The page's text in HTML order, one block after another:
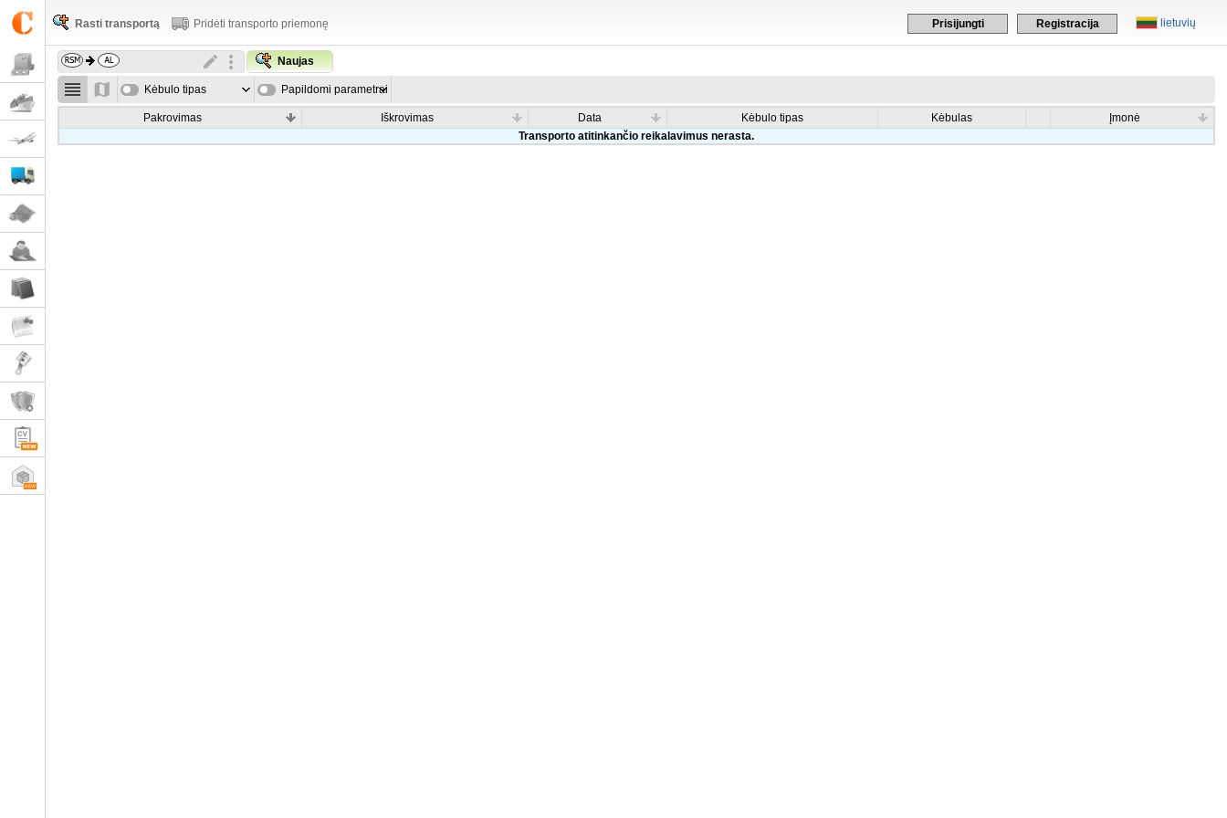
lietuvių
Prisijungti Registracija
Rasti transportą Pridėti transporto priemonę
Naujas
Kėbulo tipas Papildomi parametrai
Pakrovimas Iškrovimas Data Kėbulo tipas Kėbulas
Įmonė
Transporto atitinkančio reikalavimus nerasta.